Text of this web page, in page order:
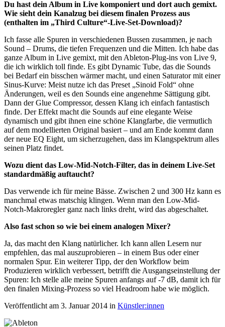
Du hast dein Album in Live komponiert und dort auch gemixt.
Wie sieht dein Kanalzug bei diesem finalen Prozess aus
(enthalten im „Third Culture“-Live-Set-Download)?
Ich fasse alle Spuren in verschiedenen Bussen zusammen, je nach
Sound – Drums, die tiefen Frequenzen und die Mitten. Ich habe das
ganze Album in Live gemixt, mit den Ableton-Plug-ins von Live 9,
die ich wirklich toll finde. Es gibt Dynamic Tube, das die Sounds
bei Bedarf ein bisschen wärmer macht, und einen Saturator mit einer
Sinus-Kurve: Meist nutze ich das Preset „Sinoid Fold“ ohne
Änderungen, weil es den Sounds eine angenehme Sättigung gibt.
Dann der Glue Compressor, dessen Klang ich einfach fantastisch
finde. Der Effekt macht die Sounds auf eine elegante Weise
dynamisch und gibt ihnen eine schöne Klangfarbe, die vermutlich
auf dem modellierten Original basiert – und am Ende kommt dann
der neue EQ Eight, um sicherzugehen, dass im Klangspektrum alles
seinen Platz findet.
Wozu dient das Low-Mid-Notch-Filter, das in deinem Live-Set
standardmäßig auftaucht?
Das verwende ich für meine Bässe. Zwischen 2 und 300 Hz kann es
manchmal etwas matschig klingen. Wenn man den Low-Mid-
Notch-Makroregler ganz nach links dreht, wird das abgeschaltet.
Also fast schon so wie bei einem analogen Mixer?
Ja, das macht den Klang natürlicher. Ich kann allen Lesern nur
empfehlen, das mal auszuprobieren – in einem Bus oder einer
normalen Spur. Ein weiterer Tipp, der den Workflow beim
Produzieren wirklich verbessert, betrifft die Ausgangseinstellung der
Spuren: Ich stelle alle meine Spuren anfangs auf -7 dB, damit ich für
den finalen Mixing-Prozess so viel Headroom habe wie möglich.
Veröffentlicht am 3. Januar 2014 in Künstler:innen